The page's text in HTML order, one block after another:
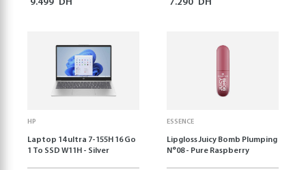
9.499 DH 7.290 DH
HP
Laptop 14 ultra 7-155H 16 Go
1 To SSD W11H - Silver
ESSENCE
Lipgloss Juicy Bomb Plumping
N°08 - Pure Raspberry